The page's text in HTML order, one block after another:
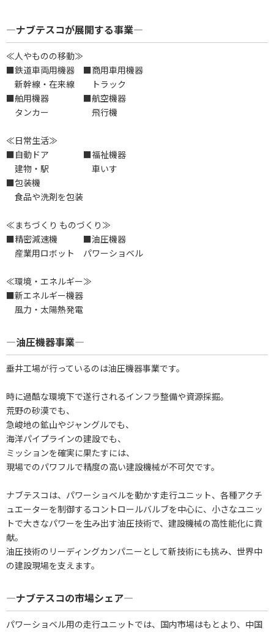
―ナブテスコが展開する事業―
≪人やものの移動≫
■鉄道車両用機器 ■商用車用機器
新幹線・在来線 トラック
■舶用機器 ■航空機器
タンカー 飛行機
≪日常生活≫
■自動ドア ■福祉機器
建物・駅 車いす
■包装機
食品や洗剤を包装
≪まちづくり ものづくり≫
■精密減速機 ■油圧機器
産業用ロボット パワーショベル
≪環境・エネルギー≫
■新エネルギー機器
風力・太陽熱発電
―油圧機器事業―
垂井工場が行っているのは油圧機器事業です。
時に過酷な環境下で遂行されるインフラ整備や資源採掘。
荒野の砂漠でも、
急峻地の鉱山やジャングルでも、
海洋パイプラインの建設でも、
ミッションを確実に果たすには、
現場でのパワフルで精度の高い建設機械が不可欠です。
ナブテスコは、パワーショベルを動かす走行ユニット、各種アクチ
ュエーターを制御するコントロールバルブを中心に、小さなユニッ
トで大きなパワーを生み出す油圧技術で、建設機械の高性能化に貢
献。
油圧技術のリーディングカンパニーとして新技術にも挑み、世界中
の建設現場を支えます。
―ナブテスコの市場シェア―
パワーショベル用の走行ユニットでは、国内市場はもとより、中国